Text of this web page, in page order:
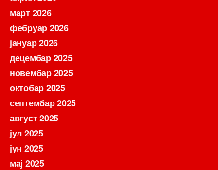
март 2026
фебруар 2026
јануар 2026
децембар 2025
новембар 2025
октобар 2025
септембар 2025
август 2025
јул 2025
јун 2025
мај 2025